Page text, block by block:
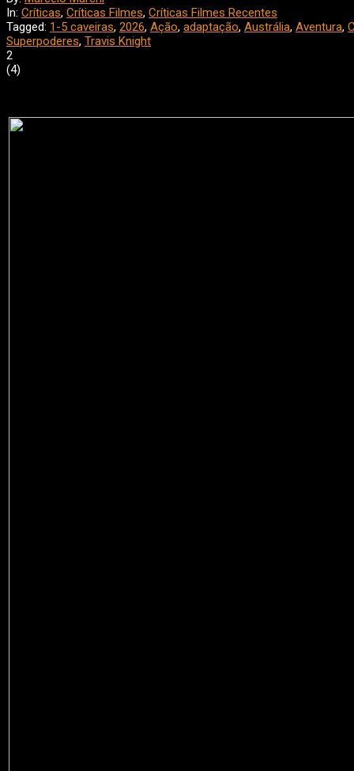
In: Críticas, Críticas Filmes, Críticas Filmes Recentes
Tagged: 1-5 caveiras, 2026, Ação, adaptação, Austrália, Aventura,
Superpoderes, Travis Knight
2
(4)